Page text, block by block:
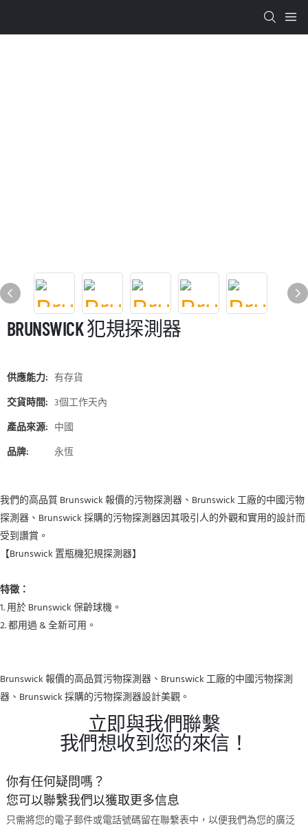
BRUNSWICK 犯規探測器
供應能力: 有存貨
交貨時間: 3個工作天內
產品來源: 中國
品牌:
永恆
我們的高品質 Brunswick 報價的污物探測器、Brunswick 工廠的中國污物
探測器、Brunswick 採購的污物探測器因其吸引人的外觀和實用的設計而
受到讚賞。
【Brunswick 置瓶機犯規探測器】
特徵：
1. 用於 Brunswick 保齡球機。
2.都用過 & 全新可用。
Brunswick 報價的高品質污物探測器、Brunswick 工廠的中國污物探測
器、Brunswick 採購的污物探測器設計美觀。
立即與我們聯繫
我們想收到您的來信！
你有任何疑問嗎？
您可以聯繫我們以獲取更多信息
只需將您的電子郵件或電話號碼留在聯繫表中，以便我們為您的廣泛